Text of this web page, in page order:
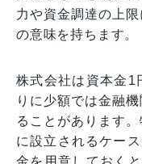
力や資金調達の上
の意味を持ちます。
株式会社は資本金1
りに少額では金融
ることがあります
に設立されるケー
金を用意しておく